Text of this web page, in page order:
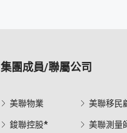
集團成員/聯屬公司
美聯物業
鋑聯控股*
美聯移民
美聯測量